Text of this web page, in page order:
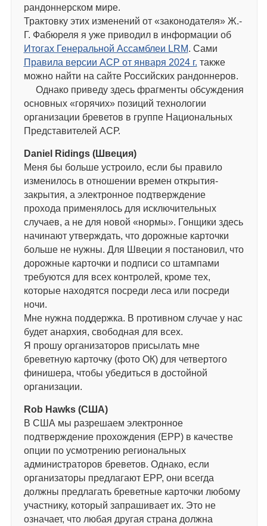
рандоннерском мире.
Трактовку этих изменений от «законодателя» Ж.-
Г. Фабюреля я уже приводил в информации об
Итогах Генеральной Ассамблеи LRM. Сами
Правила версии АСР от января 2024 г. также
можно найти на сайте Российских рандоннеров.
Однако приведу здесь фрагменты обсуждения
основных «горячих» позиций технологии
организации бреветов в группе Национальных
Представителей АСР.
Daniel Ridings (Швеция)
Меня бы больше устроило, если бы правило
изменилось в отношении времен открытия-
закрытия, а электронное подтверждение
прохода применялось для исключительных
случаев, а не для новой «нормы». Гонщики здесь
начинают утверждать, что дорожные карточки
больше не нужны. Для Швеции я постановил, что
дорожные карточки и подписи со штампами
требуются для всех контролей, кроме тех,
которые находятся посреди леса или посреди
ночи.
Мне нужна поддержка. В противном случае у нас
будет анархия, свободная для всех.
Я прошу организаторов присылать мне
бреветную карточку (фото ОК) для четвертого
финишера, чтобы убедиться в достойной
организации.
Rob Hawks (США)
В США мы разрешаем электронное
подтверждение прохождения (EPP) в качестве
опции по усмотрению региональных
администраторов бреветов. Однако, если
организаторы предлагают EPP, они всегда
должны предлагать бреветные карточки любому
участнику, который запрашивает их. Это не
означает, что любая другая страна должна